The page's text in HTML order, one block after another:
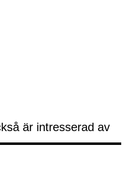
är intresserad av